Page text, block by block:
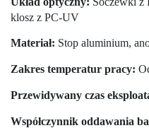
klosz z PC-UV
Materiał: Stop aluminium,
Zakres temperatur pracy:
Przewidywany czas
Współczynnik oddawania